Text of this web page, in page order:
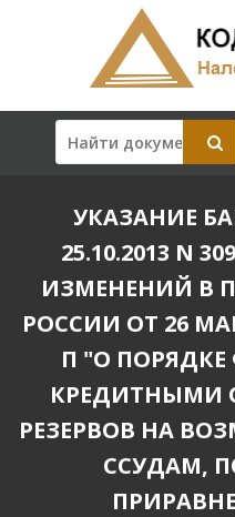
УКАЗАНИЕ
25.10.2013 N
ИЗМЕНЕНИЙ В
РОССИИ ОТ 26
П "О
КРЕДИТНЫМИ
РЕЗЕРВОВ НА
ССУДАМ,